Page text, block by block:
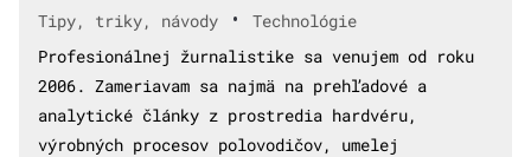
Tipy, triky, návody •
Technológie
Profesionálnej žurnalistike sa venujem od roku
2006. Zameriavam sa najmä na prehľadové a
analytické články z prostredia hardvéru,
výrobných procesov polovodičov, umelej